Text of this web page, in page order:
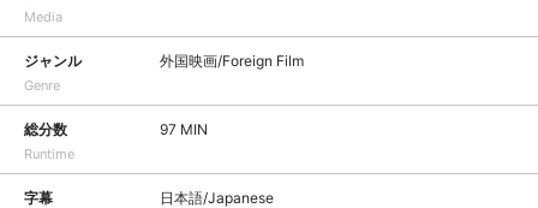
Media
ジャンル
Genre
外国映画/Foreign Film
総分数
Runtime
97 MIN
字幕 日本語/Japanese